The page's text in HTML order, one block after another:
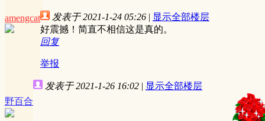
amengcat 发表于 2021-1-24 05:26 | 显示全部楼层
好震撼！简直不相信这是真的。
回复
举报
野百合
发表于 2021-1-26 16:02 | 显示全部楼层